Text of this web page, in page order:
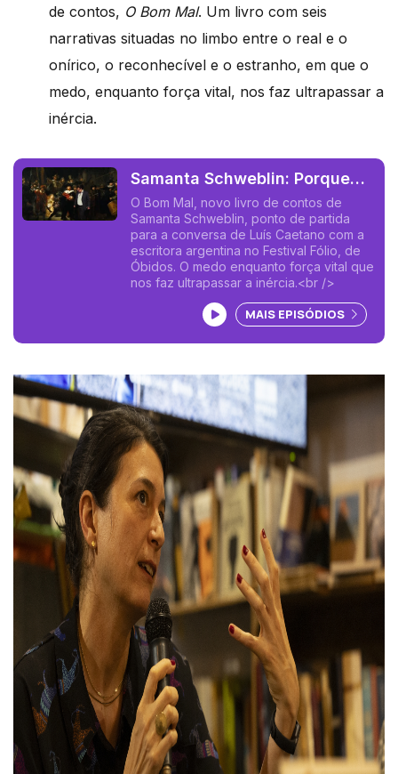
de contos, O Bom Mal. Um livro com seis
narrativas situadas no limbo entre o real e o
onírico, o reconhecível e o estranho, em que o
medo, enquanto força vital, nos faz ultrapassar a
inércia.
Samanta Schweblin: Porque
nos atrai o medo?
O Bom Mal, novo livro de contos de
Samanta Schweblin, ponto de partida
para a conversa de Luís Caetano com a
escritora argentina no Festival Fólio, de
Óbidos. O medo enquanto força vital que
nos faz ultrapassar a inércia.<br />
Ouvir podcast
MAIS EPISÓDIOS